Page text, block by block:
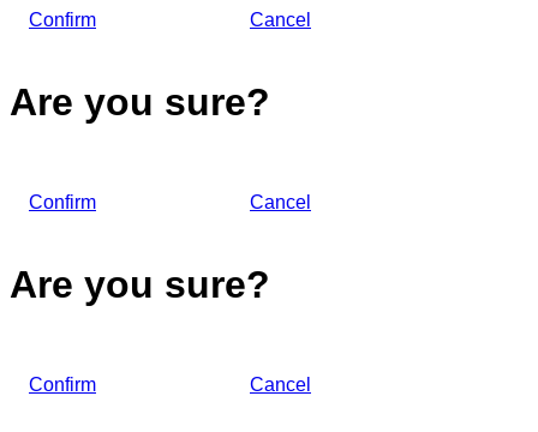
Confirm Cancel
Are you sure?
Confirm Cancel
Are you sure?
Confirm Cancel